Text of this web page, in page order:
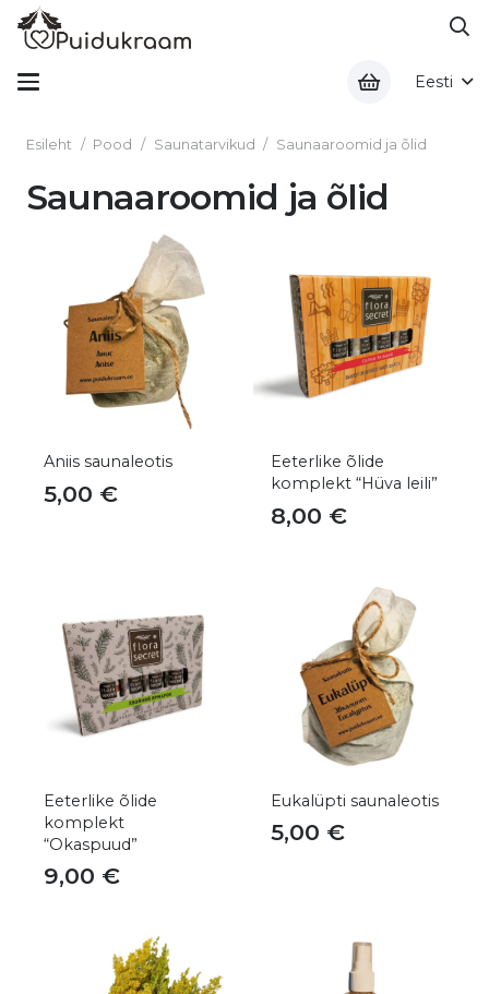
Eesti
Esileht / Pood / Saunatarvikud / Saunaaroomid ja õlid
Saunaaroomid ja õlid
Aniis saunaleotis
5,00 €
Eeterlike õlide
komplekt “Hüva leili”
8,00 €
Eeterlike õlide
komplekt
“Okaspuud”
9,00 €
Eukalüpti saunaleotis
5,00 €